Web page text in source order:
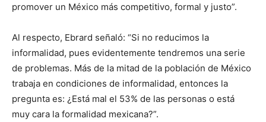
promover un México más competitivo, formal y justo”.
Al respecto, Ebrard señaló: “Si no reducimos la
informalidad, pues evidentemente tendremos una serie
de problemas. Más de la mitad de la población de México
trabaja en condiciones de informalidad, entonces la
pregunta es: ¿Está mal el 53% de las personas o está
muy cara la formalidad mexicana?”.